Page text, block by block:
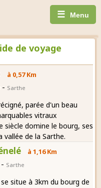
☰ Menu
de voyage
à 0,57 Km
- Sarthe
parée d'un beau
vitraux
siècle domine le bourg, ses
de la Sarthe.
à 1,16 Km
- Sarthe
situe à 3km du bourg de